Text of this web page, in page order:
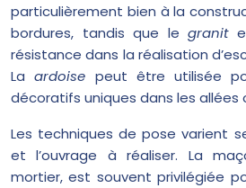
particulièrement bien à la
bordures, tandis que le granit
résistance dans la réalisation
Laardoise peut être utilisée
décoratifs uniques dans les allées
Les techniques de pose varient
et l’ouvrage à réaliser. La
mortier, est souvent privilégiée